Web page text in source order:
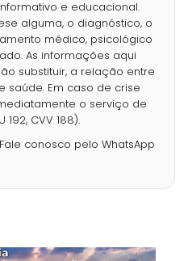
e educacional.
alguma, o diagnóstico, o
médico, psicológico
As informações aqui
substituir, a relação entre
saúde. Em caso de crise
o serviço de
CVV 188).
Fale conosco pelo WhatsApp